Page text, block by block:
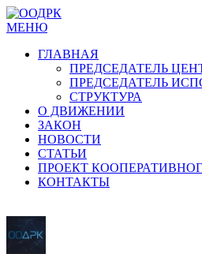
МЕНЮ
ГЛАВНАЯ
ПРЕДСЕДАТЕЛЬ
ПРЕДСЕДАТЕЛЬ
СТРУКТУРА
О ДВИЖЕНИИ
ЗАКОН
НОВОСТИ
СТАТЬИ
ПРОЕКТ
КОНТАКТЫ